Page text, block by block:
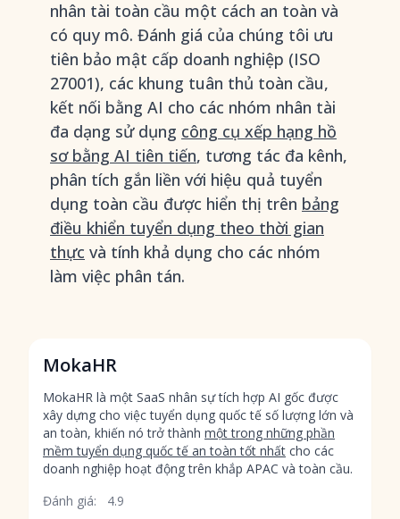
nhân tài toàn cầu một cách an toàn và
có quy mô. Đánh giá của chúng tôi ưu
tiên bảo mật cấp doanh nghiệp (ISO
27001), các khung tuân thủ toàn cầu,
kết nối bằng AI cho các nhóm nhân tài
đa dạng sử dụng công cụ xếp hạng hồ
sơ bằng AI tiên tiến, tương tác đa kênh,
phân tích gắn liền với hiệu quả tuyển
dụng toàn cầu được hiển thị trên bảng
điều khiển tuyển dụng theo thời gian
thực và tính khả dụng cho các nhóm
làm việc phân tán.
MokaHR
MokaHR là một SaaS nhân sự tích hợp AI gốc được
xây dựng cho việc tuyển dụng quốc tế số lượng lớn và
an toàn, khiến nó trở thành một trong những phần
mềm tuyển dụng quốc tế an toàn tốt nhất cho các
doanh nghiệp hoạt động trên khắp APAC và toàn cầu.
Đánh giá:
4.9